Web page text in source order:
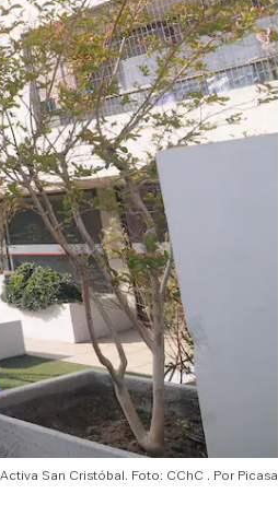
San Cristóbal. Foto: CChC Picasa